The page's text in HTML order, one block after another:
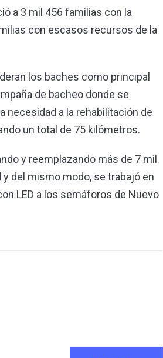
a 3 mil 456 familias con la
con escasos recursos de la
los baches como principal
de bacheo donde se
necesidad a la rehabilitación de
un total de 75 kilómetros.
y reemplazando más de 7 mil
y del mismo modo, se trabajó en
LED a los semáforos de Nuevo